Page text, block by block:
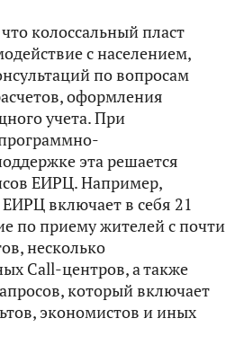
колоссальный пласт
с населением,
по вопросам
оформления
учета. При
эта решается
ЕИРЦ. Например,
включает в себя 21
по приему жителей с почти
несколько
Call-центров, а также
который включает
экономистов и иных